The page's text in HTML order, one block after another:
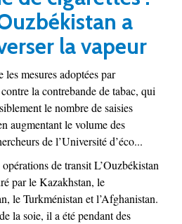
a
la vapeur
mesures adoptées par
la contrebande de tabac, qui
le nombre de saisies
augmentant le volume des
de l’Université d’éco...
de transit L’Ouzbékistan
par le Kazakhstan, le
le Turkménistan et l’Afghanistan.
la soie, il a été pendant des